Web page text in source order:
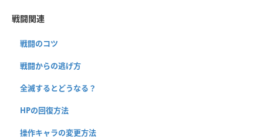
戦闘関連
戦闘のコツ
戦闘からの逃げ方
全滅するとどうなる？
HPの回復方法
操作キャラの変更方法